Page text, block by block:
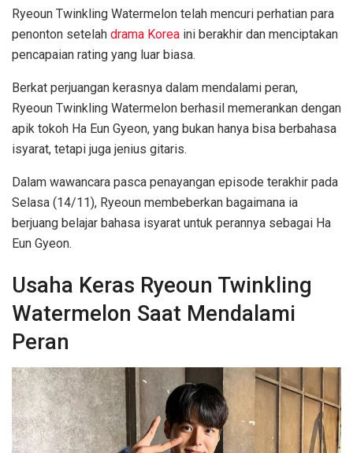
Ryeoun Twinkling Watermelon telah mencuri perhatian para
penonton setelah drama Korea ini berakhir dan menciptakan
pencapaian rating yang luar biasa.
Berkat perjuangan kerasnya dalam mendalami peran,
Ryeoun Twinkling Watermelon berhasil memerankan dengan
apik tokoh Ha Eun Gyeon, yang bukan hanya bisa berbahasa
isyarat, tetapi juga jenius gitaris.
Dalam wawancara pasca penayangan episode terakhir pada
Selasa (14/11), Ryeoun membeberkan bagaimana ia
berjuang belajar bahasa isyarat untuk perannya sebagai Ha
Eun Gyeon.
Usaha Keras Ryeoun Twinkling
Watermelon Saat Mendalami
Peran